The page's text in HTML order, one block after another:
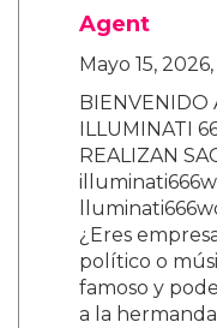
Agent
Mayo 15,
BIENVENIDO
ILLUMINATI
REALIZAN
¿Eres
político o
famoso y
a la